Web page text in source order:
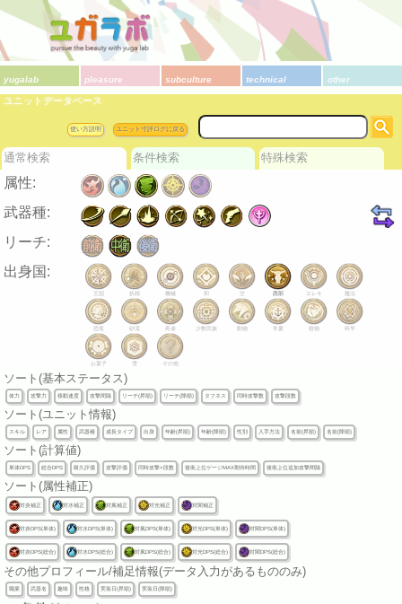
yugalab pleasure subculture technical other
ユニットデータベース
使い方説明 ユニット寸評ログに戻る
通常検索 条件検索 特殊検索
属性:
武器種:
リーチ:
出身国:
王国 妖精 機械 和 空 西部 エレキ 魔法
恐竜 砂漠 死者 少数民族 動物 常夏 植物 科学
お菓子 雪 その他
ソート(基本ステータス)
体力 攻撃力 移動速度 攻撃間隔 リーチ(昇順) リーチ(降順) タフネス 同時攻撃数 攻撃段数
ソート(ユニット情報)
スキル レア 属性 武器種 成長タイプ 出身 年齢(昇順) 年齢(降順) 性別 入手方法 名前(昇順) 名前(降順)
ソート(計算値)
単体DPS 総合DPS 耐久評価 攻撃評価 同時攻撃×段数 後衛上位ゲージMAX期待時間 後衛上位追加攻撃間隔
ソート(属性補正)
対炎補正 対水補正 対風補正 対光補正 対闇補正
対炎DPS(単体) 対水DPS(単体) 対風DPS(単体) 対光DPS(単体) 対闇DPS(単体)
対炎DPS(総合) 対水DPS(総合) 対風DPS(総合) 対光DPS(総合) 対闇DPS(総合)
その他プロフィール/補足情報(データ入力があるもののみ)
職業 武器名 趣味 性格 実装日(昇順) 実装日(降順)